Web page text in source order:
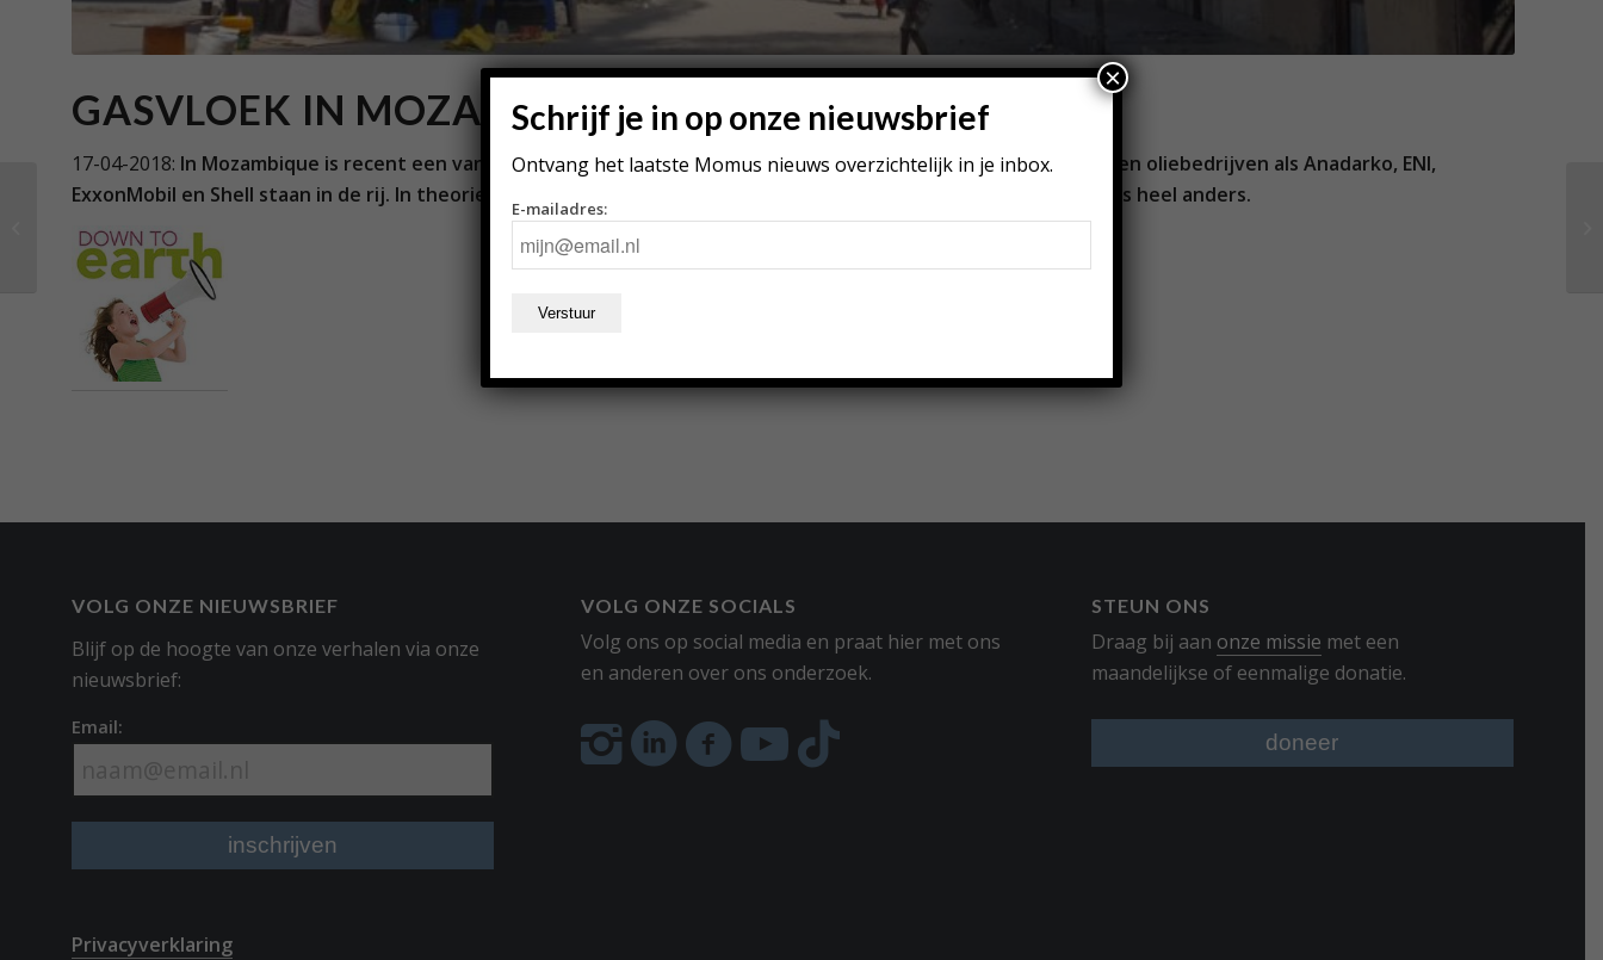
GASVLOEK IN MOZAMBIQUE
17-04-2018: In Mozambique is recent een van de grootste gasvoorraden ter wereld ontdekt. Internationale gas- en oliebedrijven als Anadarko, ENI,
ExxonMobil en Shell staan in de rij. In theorie kan Mozambique veel geld verdienen aan het gas, maar de praktijk is heel anders.
VOLG ONZE NIEUWSBRIEF
Blijf op de hoogte van onze verhalen via onze
nieuwsbrief:
Email:
Privacyverklaring
VOLG ONZE SOCIALS
Volg ons op social media en praat hier met ons
en anderen over ons onderzoek.
STEUN ONS
Draag bij aan onze missie met een
maandelijkse of eenmalige donatie.
Europa investeert in
energiezekerheid,
maar ten koste van
Schrijf je in op onze nieuwsbrief
Ontvang het laatste Momus nieuws overzichtelijk in je inbox.
E-mailadres:
×